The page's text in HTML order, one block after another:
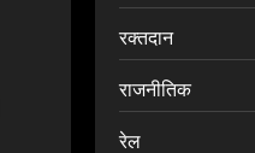
रक्तदान
राजनीतिक
रेल